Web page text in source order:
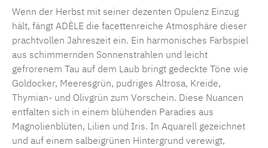
Wenn der Herbst mit seiner dezenten Opulenz Einzug
hält, fängt ADÈLE die facettenreiche Atmosphäre dieser
prachtvollen Jahreszeit ein. Ein harmonisches Farbspiel
aus schimmernden Sonnenstrahlen und leicht
gefrorenem Tau auf dem Laub bringt gedeckte Töne wie
Goldocker, Meeresgrün, pudriges Altrosa, Kreide,
Thymian- und Olivgrün zum Vorschein. Diese Nuancen
entfalten sich in einem blühenden Paradies aus
Magnolienblüten, Lilien und Iris. In Aquarell gezeichnet
und auf einem salbeigrünen Hintergrund verewigt,